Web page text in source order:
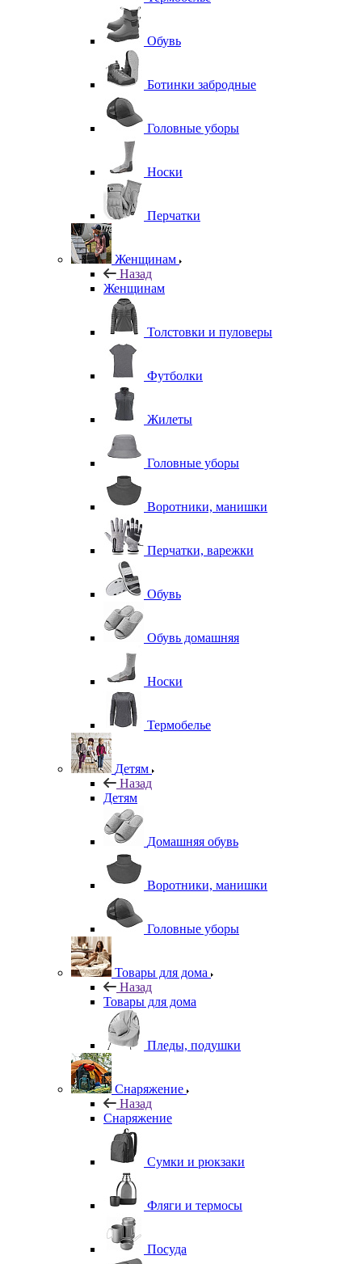
Обувь
Ботинки забродные
Головные уборы
Носки
Перчатки
Женщинам
Назад
Женщинам
Толстовки и пуловеры
Футболки
Жилеты
Головные уборы
Воротники, манишки
Перчатки, варежки
Обувь
Обувь домашняя
Носки
Термобелье
Детям
Назад
Детям
Домашняя обувь
Воротники, манишки
Головные уборы
Товары для дома
Назад
Товары для дома
Пледы, подушки
Снаряжение
Назад
Снаряжение
Сумки и рюкзаки
Фляги и термосы
Посуда